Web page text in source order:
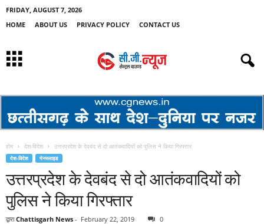
FRIDAY, AUGUST 7, 2026
HOME
ABOUT US PRIVACY POLICY CONTACT US
होम देश-विदेश उत्तरप्रदेश के देवबंद से दो आतंकवादियों को पुलिस ने किया गिरफ्तार
देश-विदेश मेनस्लाइड
उत्तरप्रदेश के देवबंद से दो आतंकवादियों को
पुलिस ने किया गिरफ्तार
द्वारा Chattisgarh News - February 22, 2019 0